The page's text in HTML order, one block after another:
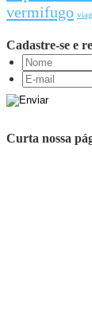
vermifugo
Cadastre-se e
Curta nossa